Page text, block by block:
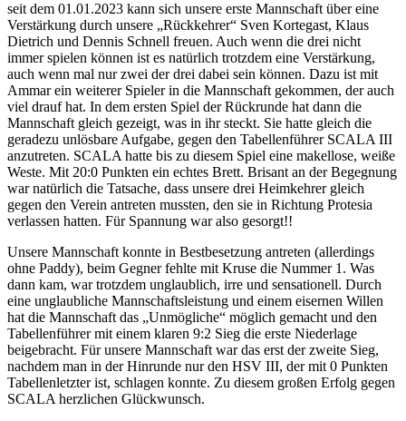
seit dem 01.01.2023 kann sich unsere erste Mannschaft über eine
Verstärkung durch unsere „Rückkehrer“ Sven Kortegast, Klaus
Dietrich und Dennis Schnell freuen. Auch wenn die drei nicht
immer spielen können ist es natürlich trotzdem eine Verstärkung,
auch wenn mal nur zwei der drei dabei sein können. Dazu ist mit
Ammar ein weiterer Spieler in die Mannschaft gekommen, der auch
viel drauf hat. In dem ersten Spiel der Rückrunde hat dann die
Mannschaft gleich gezeigt, was in ihr steckt. Sie hatte gleich die
geradezu unlösbare Aufgabe, gegen den Tabellenführer SCALA III
anzutreten. SCALA hatte bis zu diesem Spiel eine makellose, weiße
Weste. Mit 20:0 Punkten ein echtes Brett. Brisant an der Begegnung
war natürlich die Tatsache, dass unsere drei Heimkehrer gleich
gegen den Verein antreten mussten, den sie in Richtung Protesia
verlassen hatten. Für Spannung war also gesorgt!!
Unsere Mannschaft konnte in Bestbesetzung antreten (allerdings
ohne Paddy), beim Gegner fehlte mit Kruse die Nummer 1. Was
dann kam, war trotzdem unglaublich, irre und sensationell. Durch
eine unglaubliche Mannschaftsleistung und einem eisernen Willen
hat die Mannschaft das „Unmögliche“ möglich gemacht und den
Tabellenführer mit einem klaren 9:2 Sieg die erste Niederlage
beigebracht. Für unsere Mannschaft war das erst der zweite Sieg,
nachdem man in der Hinrunde nur den HSV III, der mit 0 Punkten
Tabellenletzter ist, schlagen konnte. Zu diesem großen Erfolg gegen
SCALA herzlichen Glückwunsch.